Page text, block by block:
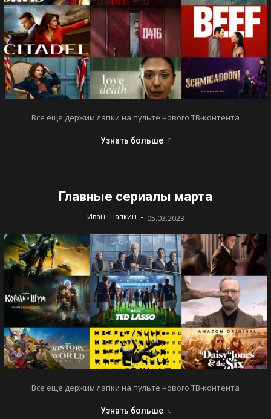
Все еще держим лапки на пульте нового ТВ-контента
Узнать больше
Главные сериалы марта
Иван Шапкин - 05.03.2023
Все еще держим лапки на пульте нового ТВ-контента
Узнать больше